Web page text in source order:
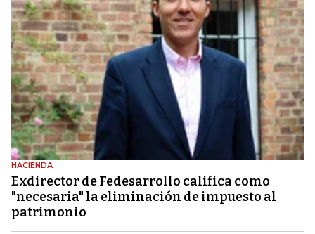
HACIENDA
Exdirector de Fedesarrollo califica como
"necesaria" la eliminación de impuesto al
patrimonio